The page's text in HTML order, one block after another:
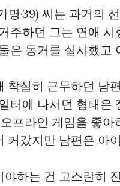
명·39) 씨는 과거의
주하던 그는 연애
은 동거를 실시했고
착실히 근무하던 남
터에 나서던 형태
프라인 게임을 좋
커갔지만 남편은 아
하는 건 고스란히